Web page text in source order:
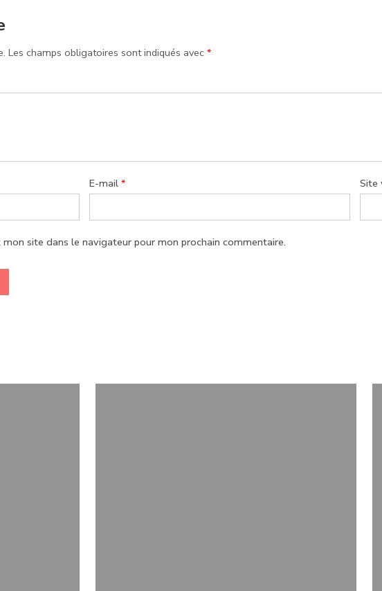
Les champs obligatoires sont indiqués avec *
E-mail* Site
site dans le navigateur pour mon prochain commentaire.